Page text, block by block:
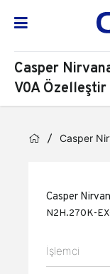
Casper
V0A Özelleştir
Casper
Casper
N2H.270K-
İşlemci